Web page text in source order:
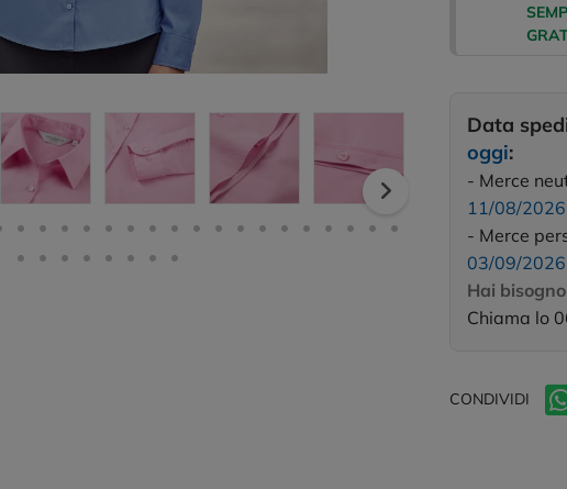
Data
oggi:
- Merce
11/08/2026
- Merce
03/09/2026
Hai
Chiama lo
CONDIVIDI